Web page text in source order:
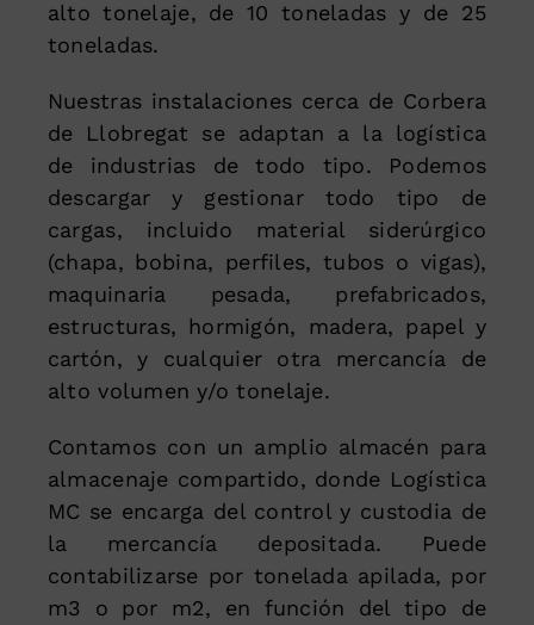
alto tonelaje, de 10 toneladas y de 25
toneladas.
Nuestras instalaciones cerca de Corbera
de Llobregat se adaptan a la logística
de industrias de todo tipo. Podemos
descargar y gestionar todo tipo de
cargas, incluido material siderúrgico
(chapa, bobina, perfiles, tubos o vigas),
maquinaria pesada, prefabricados,
estructuras, hormigón, madera, papel y
cartón, y cualquier otra mercancía de
alto volumen y/o tonelaje.
Contamos con un amplio almacén para
almacenaje compartido, donde Logística
MC se encarga del control y custodia de
la mercancía depositada. Puede
contabilizarse por tonelada apilada, por
m3 o por m2, en función del tipo de